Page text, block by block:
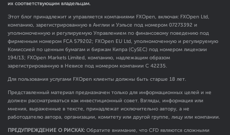
их соответствующим владельцам.
Этот блог принадлежит и управляется компаниями FXOpen, включая: FXOpen Ltd,
компанию, зарегистрированную в Англии и Уэльсе под номером 07273392 и
уполномоченную и регулируемую Управлением по финансовому поведению под
фирменным номером FCA 579202; FXOpen EU Ltd, уполномоченную и регулируемую
Комиссией по ценным бумагам и биржам Кипра (CySEC) под номером лицензии
194/13; FXOpen Markets Limited, компанию, надлежащим образом
зарегистрированную в Невисе под номером компании C 42235.
Для пользования услугами FXOpen клиенты должны быть старше 18 лет.
Представленный материал предназначен только для информационных целей и не
должен рассматриваться как инвестиционный совет. Взгляды, информация или
мнения, выраженные в тексте, принадлежат исключительно автору, а не
работодателю автора, организации, комитету или другой группе, лицу или компании.
ПРЕДУПРЕЖДЕНИЕ О РИСКАХ: Обратите внимание, что CFD являются сложными